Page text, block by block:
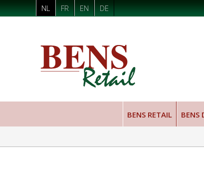
NL FR EN DE
BENS RETAIL BENS